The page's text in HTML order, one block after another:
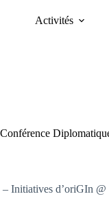
Activités
– Initiatives d’oriGIn